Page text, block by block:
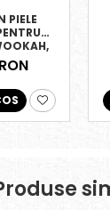
PIELE